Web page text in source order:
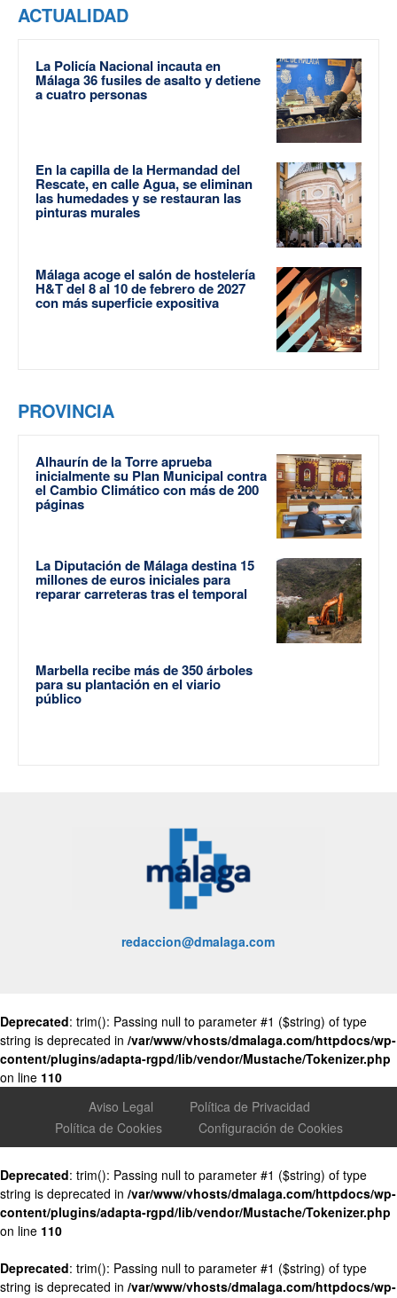
ACTUALIDAD
La Policía Nacional incauta en
Málaga 36 fusiles de asalto y detiene
a cuatro personas
En la capilla de la Hermandad del
Rescate, en calle Agua, se eliminan
las humedades y se restauran las
pinturas murales
Málaga acoge el salón de hostelería
H&T del 8 al 10 de febrero de 2027
con más superficie expositiva
PROVINCIA
Alhaurín de la Torre aprueba
inicialmente su Plan Municipal contra
el Cambio Climático con más de 200
páginas
La Diputación de Málaga destina 15
millones de euros iniciales para
reparar carreteras tras el temporal
Marbella recibe más de 350 árboles
para su plantación en el viario
público
redaccion@dmalaga.com
Deprecated: trim(): Passing null to parameter #1 ($string) of type
string is deprecated in /var/www/vhosts/dmalaga.com/httpdocs/wp-
content/plugins/adapta-rgpd/lib/vendor/Mustache/Tokenizer.php
on line 110
Aviso Legal
Política de Privacidad
Política de Cookies
Configuración de Cookies
Deprecated: trim(): Passing null to parameter #1 ($string) of type
string is deprecated in /var/www/vhosts/dmalaga.com/httpdocs/wp-
content/plugins/adapta-rgpd/lib/vendor/Mustache/Tokenizer.php
on line 110
Deprecated: trim(): Passing null to parameter #1 ($string) of type
string is deprecated in /var/www/vhosts/dmalaga.com/httpdocs/wp-